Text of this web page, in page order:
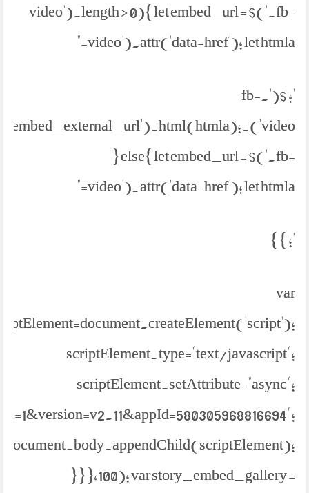
video').length > 0){ let embed_url = $('.fb-
video').attr('data-href'); let htmla="
'; $('.fb-
} else{ let embed_url = $('.fb-
video').attr('data-href'); let htmla="
'; } }
var
scriptElement.type="text/javascript";
scriptElement.setAttribute="async";
document.body.appendChild(scriptElement);
} } },100); var story_embed_gallery =